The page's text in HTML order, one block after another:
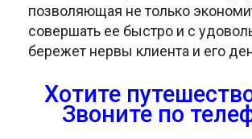
позволяющая не только
совершать ее быстро и с
бережет нервы клиента и его
Хотите
Звоните по